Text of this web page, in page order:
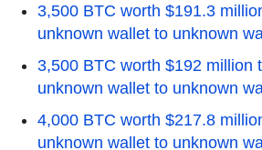
3,500 BTC worth $191.3
unknown wallet to unknown
3,500 BTC worth $192 million
unknown wallet to unknown
4,000 BTC worth $217.8
unknown wallet to unknown